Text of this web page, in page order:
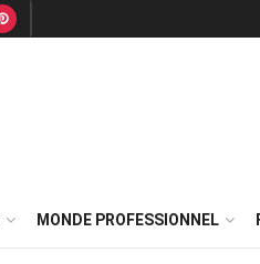
MONDE PROFESSIONNEL